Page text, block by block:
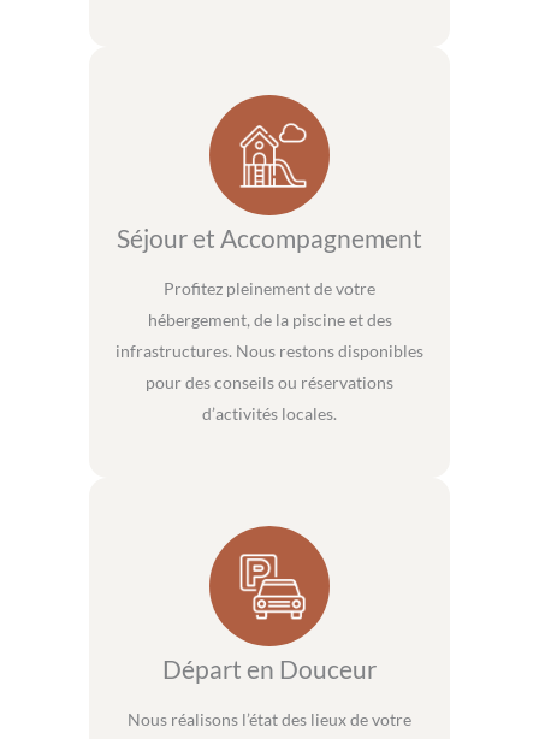
Séjour et Accompagnement
Profitez pleinement de votre
hébergement, de la piscine et des
infrastructures. Nous restons disponibles
pour des conseils ou réservations
d’activités locales.
Départ en Douceur
Nous réalisons l’état des lieux de votre